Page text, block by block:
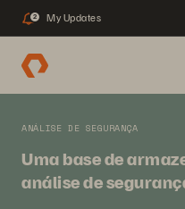
2 My Updates
ANÁLISE DE SEGURANÇA
Uma base de
análise de